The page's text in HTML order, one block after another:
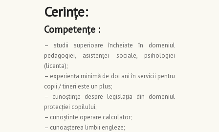
Cerinţe:
Competenţe :
– studii superioare încheiate în domeniul
pedagogiei, asistenţei sociale, psihologiei
(licenta);
– experienţa minimă de doi ani în servicii pentru
copii / tineri este un plus;
– cunoştinţe despre legislaţia din domeniul
protecţiei copilului;
– cunoştinte operare calculator;
– cunoaşterea limbii engleze;